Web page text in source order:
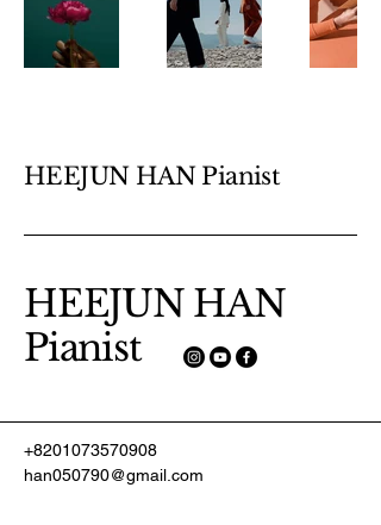
HEEJUN HAN Pianist
HEEJUN HAN
Pianist
+8201073570908
han050790@gmail.com